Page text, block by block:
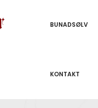
BUNADSØLV
KONTAKT